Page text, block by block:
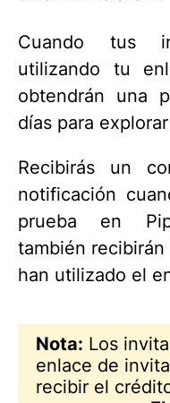
Cuando tus
utilizando tu
obtendrán una
días para
Recibirás un
notificación
prueba en
también
han utilizado el
Nota: Los
enlace de
recibir el